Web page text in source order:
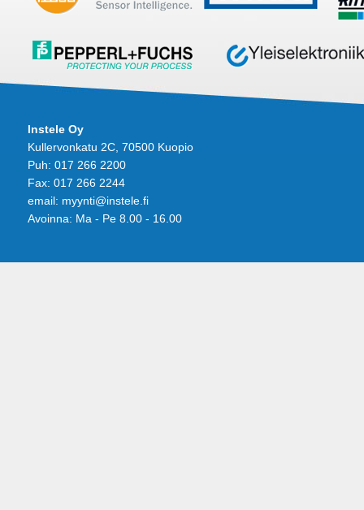
Instele Oy
Kullervonkatu 2C, 70500 Kuopio
Puh: 017 266 2200
Fax: 017 266 2244
email: myynti@instele.fi
Avoinna: Ma - Pe 8.00 - 16.00